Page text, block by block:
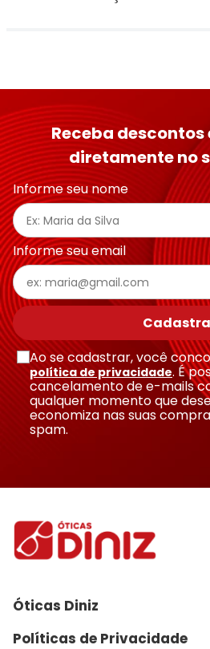
Receba descontos
diretamente no
Informe seu nome
Informe seu email
Ao se cadastrar, você
política de privacidade. É
cancelamento de e-mails
qualquer momento que
economiza nas suas
spam.
Óticas Diniz
Políticas de Privacidade